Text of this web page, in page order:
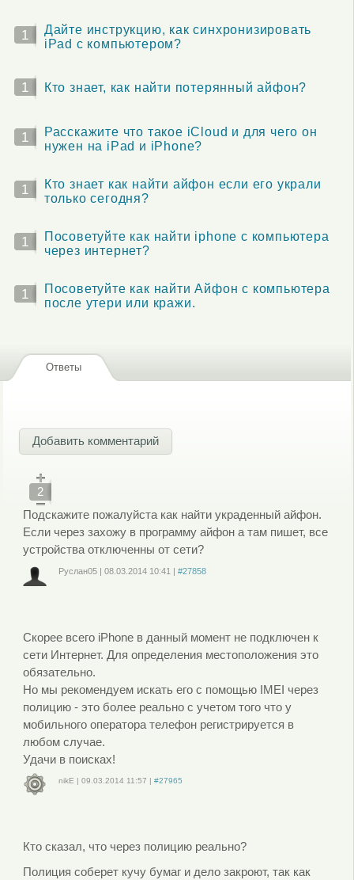
1
Дайте инструкцию, как синхронизировать
iPad с компьютером?
1 Кто знает, как найти потерянный айфон?
1
Расскажите что такое iCloud и для чего он
нужен на iPad и iPhone?
1
Кто знает как найти айфон если его украли
только сегодня?
1
Посоветуйте как найти iphone с компьютера
через интернет?
1
Посоветуйте как найти Айфон с компьютера
после утери или кражи.
Ответы
Добавить комментарий
2
Подскажите пожалуйста как найти украденный айфон.
Если через захожу в программу айфон а там пишет, все
устройства отключенны от сети?
Руслан05 |08.03.2014 10:41 |#27858
Скорее всего iPhone в данный момент не подключен к
сети Интернет. Для определения местоположения это
обязательно.
Но мы рекомендуем искать его с помощью IMEI через
полицию - это более реально с учетом того что у
мобильного оператора телефон регистрируется в
любом случае.
Удачи в поисках!
nikE |09.03.2014 11:57 |#27965
Кто сказал, что через полицию реально?
Полиция соберет кучу бумаг и дело закроют, так как